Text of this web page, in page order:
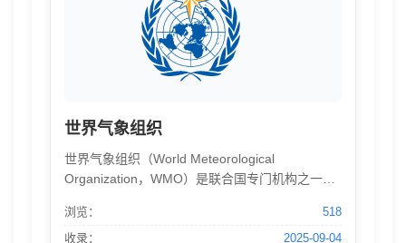
录
世界气象组织
世界气象组织（World Meteorological
Organization，WMO）是联合国专门机构之一，
合国系统内关于地球大气现状与特性、海洋相互
作用、气候及其形成的水资源分布的权威机构，
浏览：
518
收录：
2025-09-04